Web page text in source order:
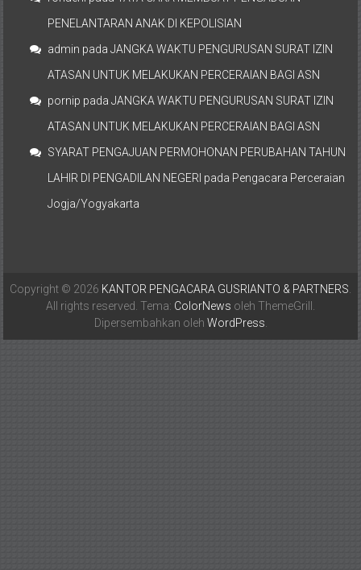
PENELANTARAN ANAK DI KEPOLISIAN
admin padaJANGKA WAKTU PENGURUSAN SURAT IZIN
ATASAN UNTUK MELAKUKAN PERCERAIAN BAGI ASN
pornip padaJANGKA WAKTU PENGURUSAN SURAT IZIN
ATASAN UNTUK MELAKUKAN PERCERAIAN BAGI ASN
SYARAT PENGAJUAN PERMOHONAN PERUBAHAN TAHUN
LAHIR DI PENGADILAN NEGERI pada Pengacara Perceraian
Jogja/Yogyakarta
Copyright © 2026 KANTOR PENGACARA GUSRIANTO & PARTNERS
All rights reserved. Tema: ColorNews oleh ThemeGrill.
Dipersembahkan oleh WordPress